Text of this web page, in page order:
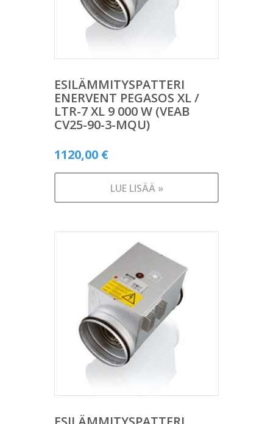
ESILÄMMITYSPATTERI
ENERVENT PEGASOS XL /
LTR-7 XL 9 000 W (VEAB
CV25-90-3-MQU)
1120,00 €
LUE LISÄÄ »